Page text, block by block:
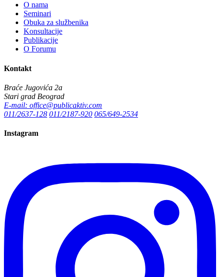
O nama
Seminari
Obuka za službenika
Konsultacije
Publikacije
O Forumu
Kontakt
Braće Jugovića 2a
Stari grad Beograd
E-mail: office@publicaktiv.com
011/2637-128 011/2187-920 065/649-2534
Instagram